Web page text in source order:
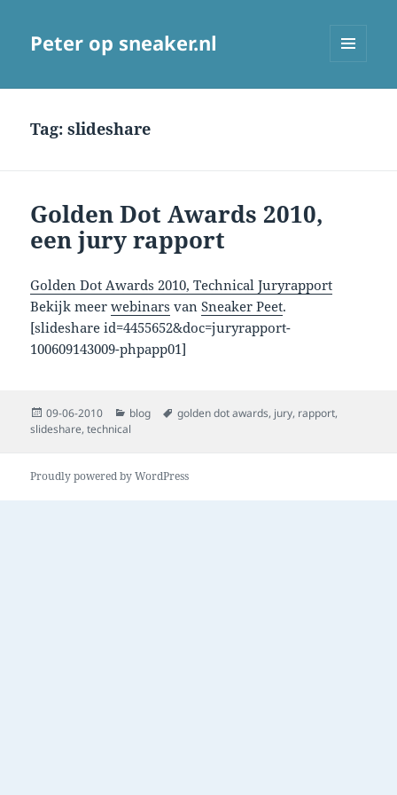
Peter op sneaker.nl
Tag:slideshare
Golden Dot Awards 2010,
een jury rapport
Golden Dot Awards 2010, Technical Juryrapport
Bekijk meerwebinars vanSneaker Peet.
[slideshare id=4455652&doc=juryrapport-
100609143009-phpapp01]
Posted
on
09-06-2010 Categories
blog Tags
golden dot awards, jury, rapport,
slideshare,technical
Proudly powered by WordPress